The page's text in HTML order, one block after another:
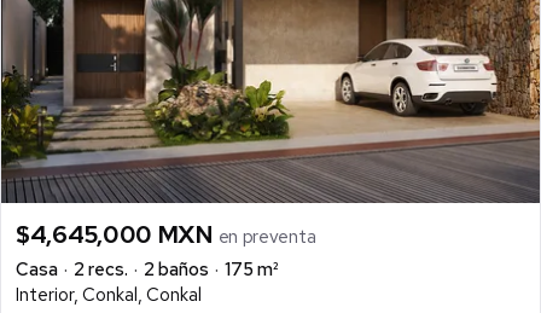
$4,645,000 MXN en preventa
Casa
2 recs. 2 baños
175 m²
Interior, Conkal, Conkal